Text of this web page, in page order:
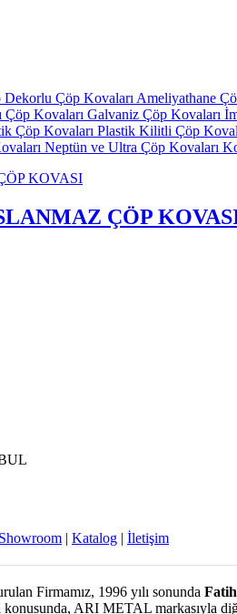
Dekorlu Çöp Kovaları Ameliyathane
Çöp Kovaları Galvaniz Çöp Kovaları
Çöp Kovaları Plastik Kilitli Çöp
Neptün ve Ultra Çöp Kovaları
ÇÖP
Showroom | Katalog | İletişim
Firmamız, 1996 yılı sonunda
konusunda, ARI METAL markasıyla